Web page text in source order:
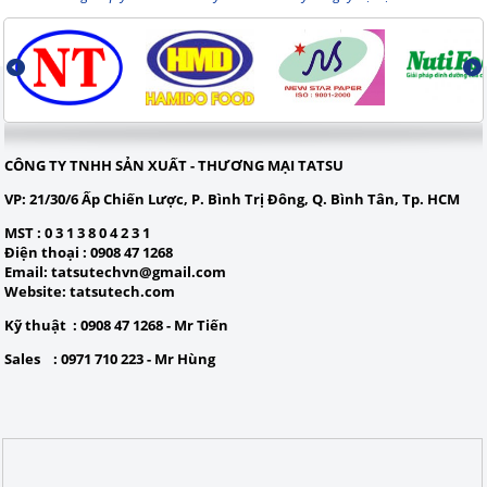
CÔNG TY TNHH SẢN XUẤT - THƯƠNG MẠI TATSU
VP:21/30/6 Ấp Chiến Lược, P. Bình Trị Đông, Q. Bình Tân, Tp. HCM
MST: 0 3 1 3 8 0 4 2 3 1
Điện thoại : 0908 47 1268
Email:tatsutechvn@gmail.com
Website: tatsutech.com
Kỹ thuật :0908 47 1268 - Mr Tiến
Sales :0971 710 223 - Mr Hùng